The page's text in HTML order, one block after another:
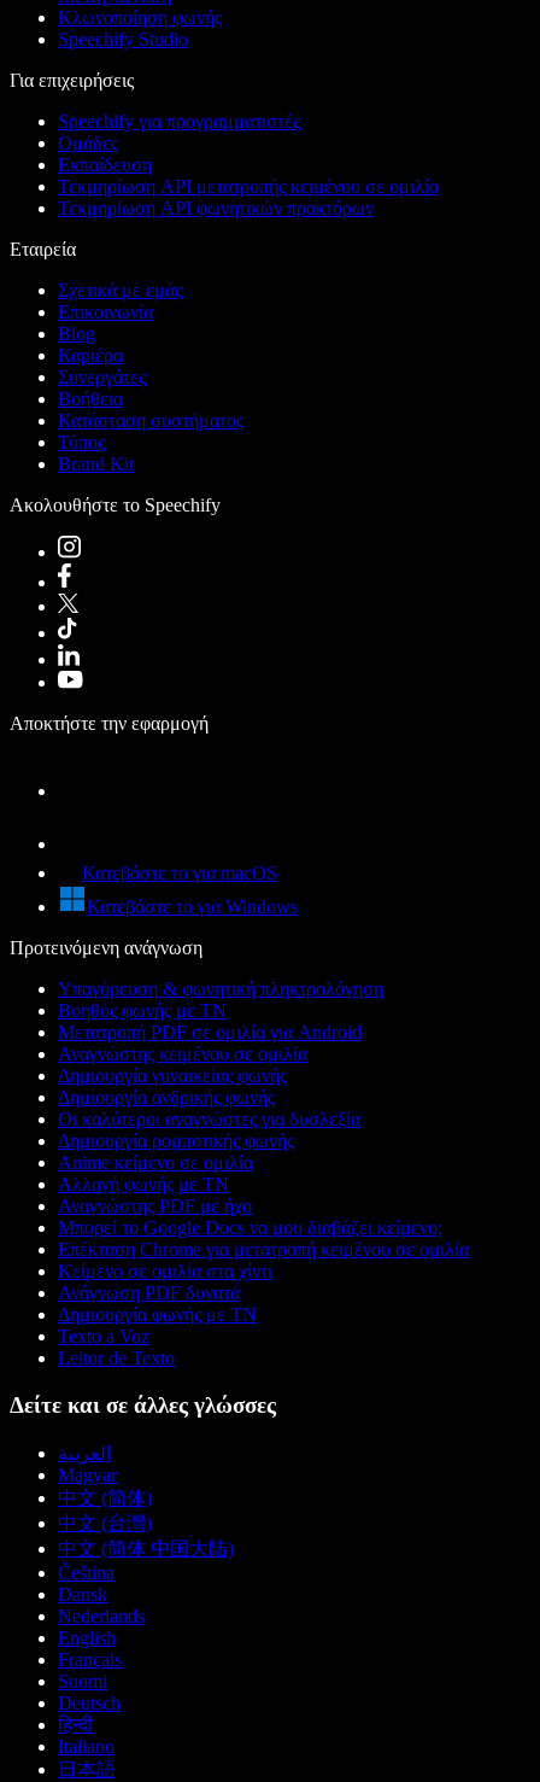
Κλωνοποίηση φωνής
Speechify Studio
Για επιχειρήσεις
Speechify για προγραμματιστές
Ομάδες
Εκπαίδευση
Τεκμηρίωση API μετατροπής κειμένου σε ομιλία
Τεκμηρίωση API φωνητικών πρακτόρων
Εταιρεία
Σχετικά με εμάς
Επικοινωνία
Blog
Καριέρα
Συνεργάτες
Βοήθεια
Κατάσταση συστήματος
Τύπος
Brand Kit
Ακολουθήστε το Speechify
Αποκτήστε την εφαρμογή
Κατεβάστε το για macOS
Κατεβάστε το για Windows
Προτεινόμενη ανάγνωση
Υπαγόρευση & φωνητική πληκτρολόγηση
Βοηθός φωνής με ΤΝ
Μετατροπή PDF σε ομιλία για Android
Αναγνώστης κειμένου σε ομιλία
Δημιουργία γυναικείας φωνής
Δημιουργία ανδρικής φωνής
Οι καλύτεροι αναγνώστες για δυσλεξία
Δημιουργία ρομποτικής φωνής
Anime κείμενο σε ομιλία
Αλλαγή φωνής με ΤΝ
Αναγνώστης PDF με ήχο
Μπορεί το Google Docs να μου διαβάζει κείμενο;
Επέκταση Chrome για μετατροπή κειμένου σε ομιλία
Κείμενο σε ομιλία στα χίντι
Ανάγνωση PDF δυνατά
Δημιουργία φωνής με ΤΝ
Texto a Voz
Leitor de Texto
Δείτε και σε άλλες γλώσσες
العربية
Magyar
中文 (简体)
中文 (台灣)
中文 (简体 中国大陆)
Čeština
Dansk
Nederlands
English
Français
Suomi
Deutsch
हिन्दी
Italiano
日本語